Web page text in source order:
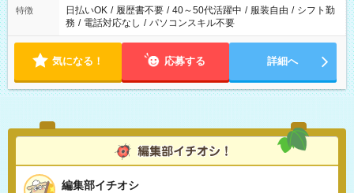
特徴 日払いOK / 履歴書不要 / 40～50代活躍中 / 服装自由 / シフト勤
務 / 電話対応なし / パソコンスキル不要
気になる！ 応募する 詳細へ
編集部イチオシ